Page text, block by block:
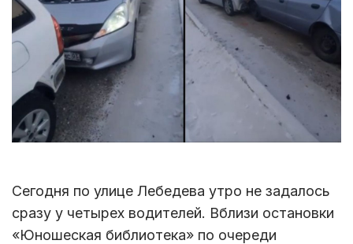
Сегодня по улице Лебедева утро не задалось
сразу у четырех водителей. Вблизи остановки
«Юношеская библиотека» по очереди